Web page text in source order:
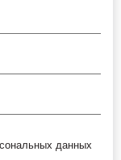
данных